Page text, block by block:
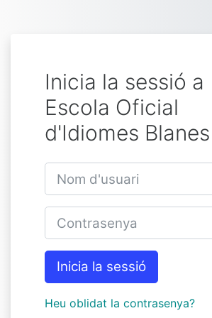
Inicia la sessió a
Escola Oficial
d'Idiomes Blanes
Nom d'usuari
Contrasenya
Inicia la sessió
Heu oblidat la contrasenya?